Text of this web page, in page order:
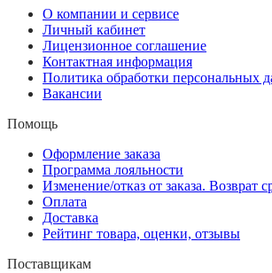
О компании и сервисе
Личный кабинет
Лицензионное соглашение
Контактная информация
Политика обработки персональных
Вакансии
Помощь
Оформление заказа
Программа лояльности
Изменение/отказ от заказа. Возврат
Оплата
Доставка
Рейтинг товара, оценки, отзывы
Поставщикам